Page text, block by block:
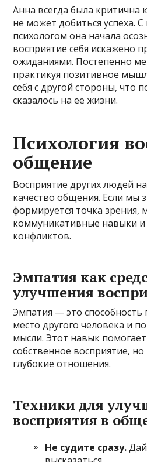
Анна всегда была критична
не может добиться успеха.
психологом она начала
восприятие себя искажено
ожиданиями. Постепенно
практикуя позитивное
себя с другой стороны, что
сказалось на ее жизни.
Психология
общение
Восприятие других людей
качество общения. Если мы
формируется точка
коммуникативные навыки
конфликтов.
Эмпатия как
улучшения
Эмпатия — это способность
место другого человека и
мысли. Этот навык
собственное восприятие, но
глубокие отношения.
Техники для
восприятия в
Не судите сразу.